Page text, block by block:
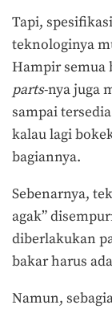
Tapi,
teknologinya
Hampir semua
parts-nya juga
sampai
kalau lagi
bagiannya.
Sebenarnya,
agak”
diberlakukan
bakar harus
Namun,